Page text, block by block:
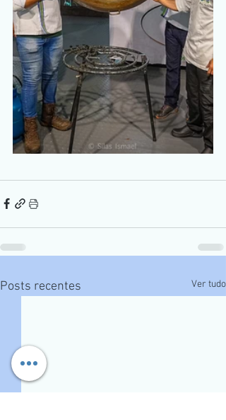
Posts recentes Ver tudo